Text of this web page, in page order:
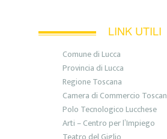
LINK UTILI
Comune di Lucca
Provincia di Lucca
Regione Toscana
Camera di Commercio
Polo Tecnologico Lucchese
Arti – Centro per l’Impiego